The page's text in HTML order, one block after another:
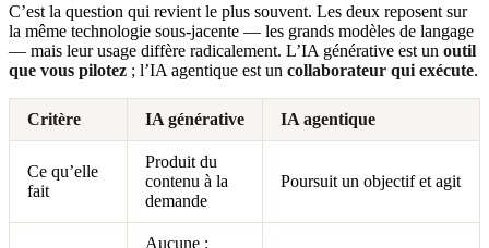
C’est la question qui revient le plus souvent. Les deux reposent sur
la même technologie sous-jacente — les grands modèles de langage
— mais leur usage diffère radicalement. L’IA générative est un outil
que vous pilotez ; l’IA agentique est un collaborateur qui exécute.
Critère IA générative IA agentique
Ce qu’elle
fait
Produit du
contenu à la
demande
Poursuit un objectif et agit
Aucune :